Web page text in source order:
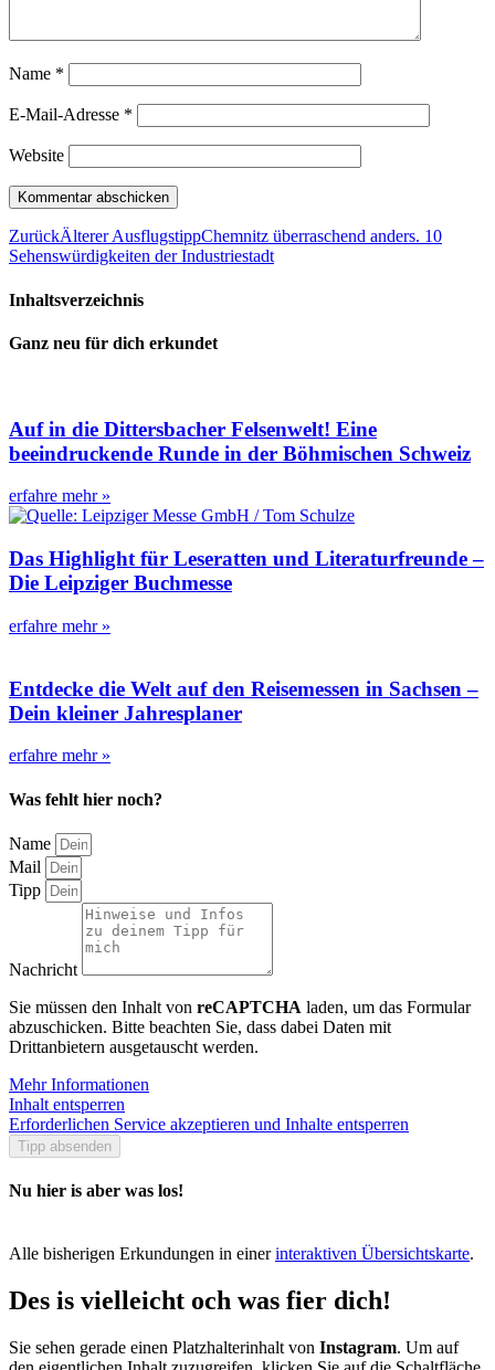
Name *
E-Mail-Adresse *
Website
ZurückÄlterer AusflugstippChemnitz überraschend anders. 10
Sehenswürdigkeiten der Industriestadt
Inhaltsverzeichnis
Ganz neu für dich erkundet
Auf in die Dittersbacher Felsenwelt! Eine
beeindruckende Runde in der Böhmischen Schweiz
erfahre mehr »
Das Highlight für Leseratten und Literaturfreunde –
Die Leipziger Buchmesse
erfahre mehr »
Entdecke die Welt auf den Reisemessen in Sachsen –
Dein kleiner Jahresplaner
erfahre mehr »
Was fehlt hier noch?
Name
Mail
Tipp
Nachricht
Sie müssen den Inhalt von reCAPTCHA laden, um das Formular
abzuschicken. Bitte beachten Sie, dass dabei Daten mit
Drittanbietern ausgetauscht werden.
Mehr Informationen
Inhalt entsperren
Erforderlichen Service akzeptieren und Inhalte entsperren
Tipp absenden
Nu hier is aber was los!
Alle bisherigen Erkundungen in einerinteraktiven Übersichtskarte.
Des is vielleicht och was fier dich!
Sie sehen gerade einen Platzhalterinhalt von Instagram. Um auf